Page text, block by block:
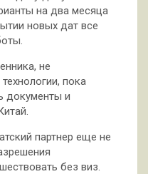
на два месяца
новых дат все
не
пока
документы и
партнер еще не
без виз.